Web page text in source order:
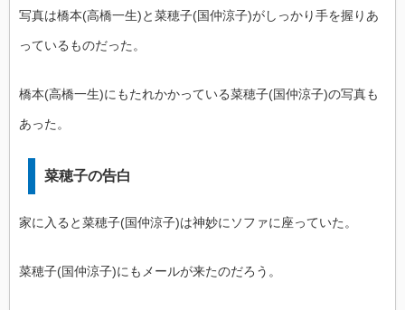
写真は橋本(高橋一生)と菜穂子(国仲涼子)がしっかり手を握りあ
っているものだった。
橋本(高橋一生)にもたれかかっている菜穂子(国仲涼子)の写真も
あった。
菜穂子の告白
家に入ると菜穂子(国仲涼子)は神妙にソファに座っていた。
菜穂子(国仲涼子)にもメールが来たのだろう。